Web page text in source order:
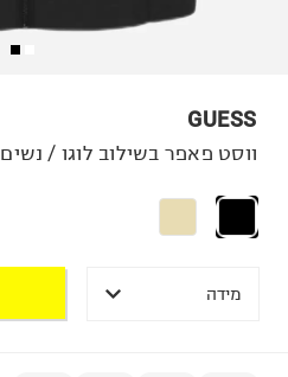
GUESS
ווסט פאפר בשילוב לוגו / נשים
מידה